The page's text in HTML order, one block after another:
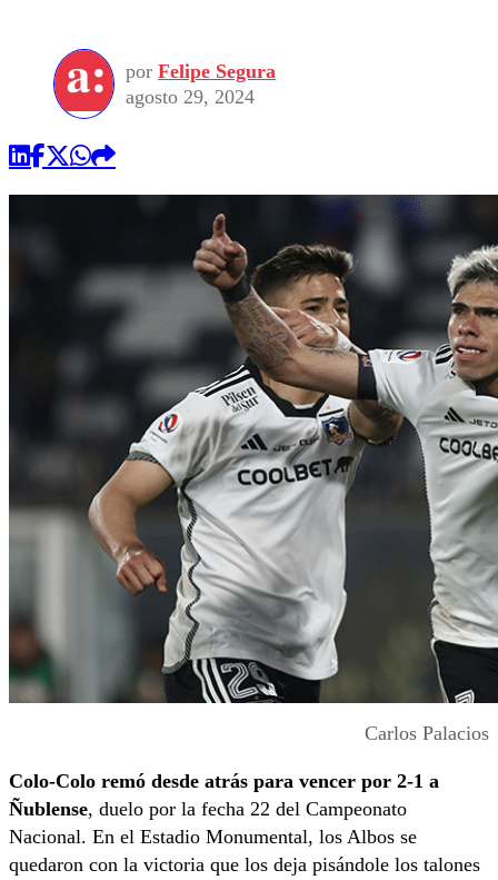
por Felipe Segura
agosto 29, 2024
Carlos Palacios
Colo-Colo remó desde atrás para vencer por 2-1 a
Ñublense, duelo por la fecha 22 del Campeonato
Nacional. En el Estadio Monumental, los Albos se
quedaron con la victoria que los deja pisándole los talones